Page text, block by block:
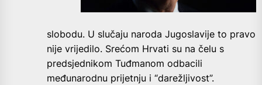
slobodu. U slučaju naroda Jugoslavije to pravo
nije vrijedilo. Srećom Hrvati su na čelu s
predsjednikom Tuđmanom odbacili
međunarodnu prijetnju i “darežljivost”.